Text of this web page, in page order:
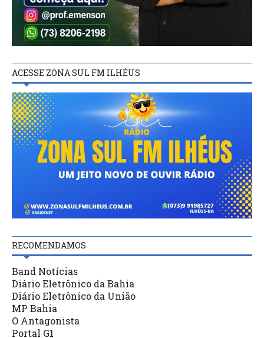
ACESSE ZONA SUL FM ILHÉUS
RECOMENDAMOS
Band Notícias
Diário Eletrônico da Bahia
Diário Eletrônico da União
MP Bahia
O Antagonista
Portal G1